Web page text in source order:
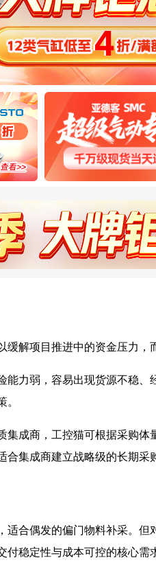
解项目推进中的资金压力，
力弱，容易出现货源不稳
成商，工控猫可根据采购
集成商建立战略级的长期采
合偶发的偏门物料补采。
稳定性与成本可控的核心需